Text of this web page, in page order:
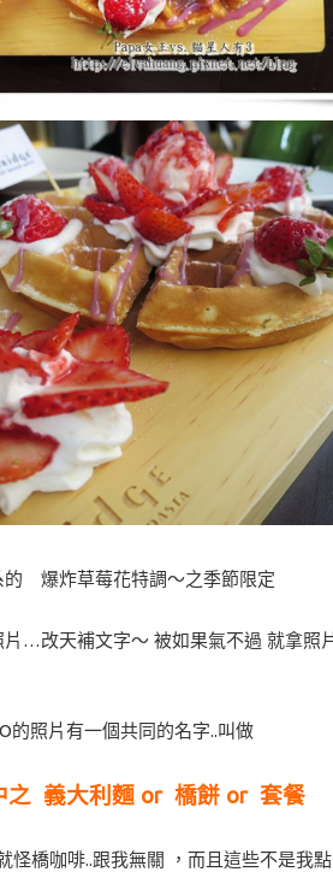
爆炸草莓花特調～之季節限定
…改天補文字～ 被如果氣不過 就拿照
的照片有一個共同的名字..叫做
之 義大利麵 or 橋餅 or 套餐
怪橋咖啡..跟我無關 ，而且這些不是我